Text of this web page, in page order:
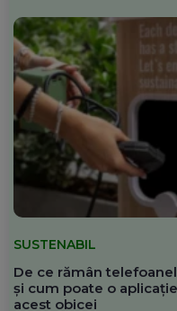
SUSTENABIL
De ce rămân
și cum poate o
acest obicei